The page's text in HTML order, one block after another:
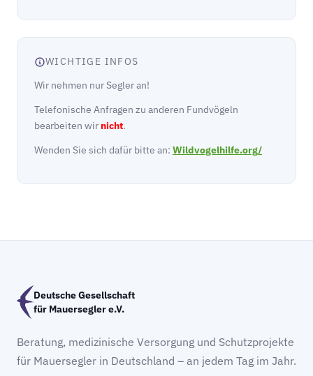
WICHTIGE INFOS
Wir nehmen nur Segler an!
Telefonische Anfragen zu anderen Fundvögeln
bearbeiten wir nicht.
Wenden Sie sich dafür bitte an: Wildvogelhilfe.org/
Deutsche Gesellschaft
für Mauersegler e.V.
Beratung, medizinische Versorgung und Schutzprojekte
für Mauersegler in Deutschland – an jedem Tag im Jahr.